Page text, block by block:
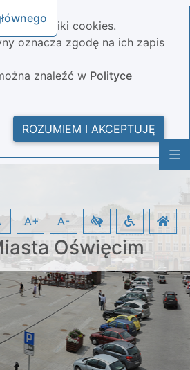
pliki cookies.
oznacza zgodę na ich zapis
znaleźć w Polityce
ROZUMIEM I AKCEPTUJĘ
Oświęcim
A+ A-